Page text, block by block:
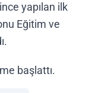
yapılan ilk
Eğitim ve
başlattı.